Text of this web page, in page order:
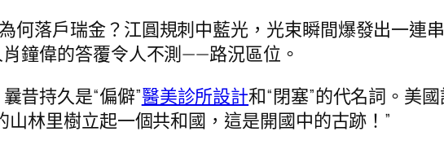
何落戶瑞金？江圓規刺中藍光，光束瞬間爆發出一連
鐘偉的答覆令人不測——路況區位。
昔持久是“偏僻”醫美診所設計和“閉塞”的代名詞。美
林里樹立起一個共和國，這是開國中的古跡！”